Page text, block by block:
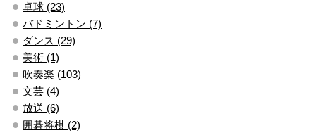
卓球 (23)
バドミントン (7)
ダンス (29)
美術 (1)
吹奏楽 (103)
文芸 (4)
放送 (6)
囲碁将棋 (2)